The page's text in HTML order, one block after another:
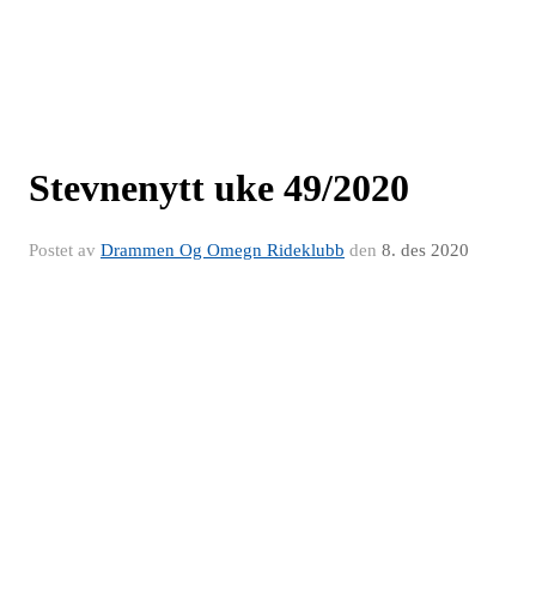
Stevnenytt uke 49/2020
Postet av Drammen Og Omegn Rideklubb den 8. des 2020